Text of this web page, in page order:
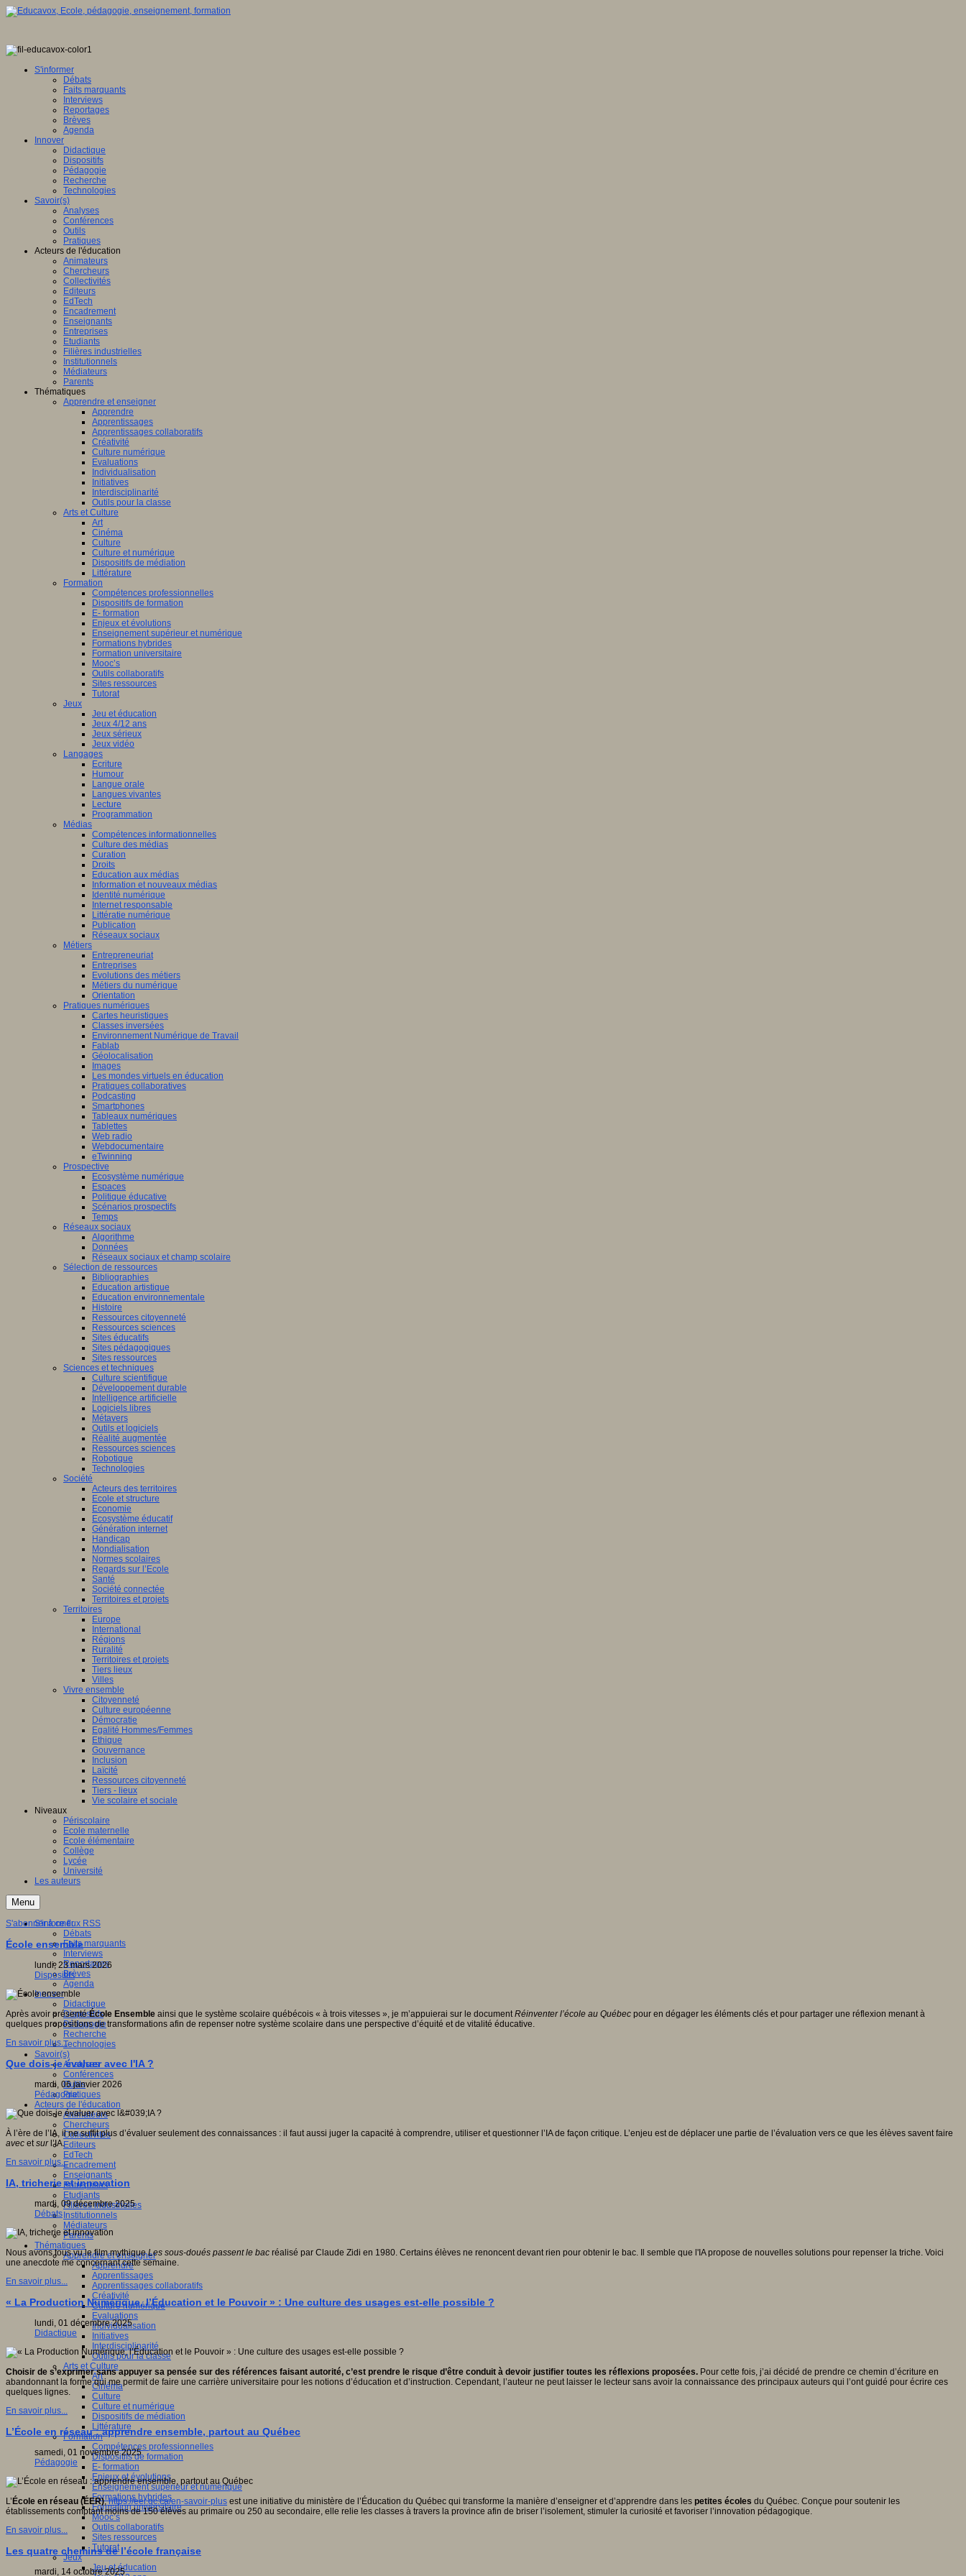
S'informer
Débats
Faits marquants
Interviews
Reportages
Brèves
Agenda
Innover
Didactique
Dispositifs
Pédagogie
Recherche
Technologies
Savoir(s)
Analyses
Conférences
Outils
Pratiques
Acteurs de l'éducation
Animateurs
Chercheurs
Collectivités
Editeurs
EdTech
Encadrement
Enseignants
Entreprises
Etudiants
Filières industrielles
Institutionnels
Médiateurs
Parents
Thématiques
Apprendre et enseigner
Apprendre
Apprentissages
Apprentissages collaboratifs
Créativité
Culture numérique
Evaluations
Individualisation
Initiatives
Interdisciplinarité
Outils pour la classe
Arts et Culture
Art
Cinéma
Culture
Culture et numérique
Dispositifs de médiation
Littérature
Formation
Compétences professionnelles
Dispositifs de formation
E- formation
Enjeux et évolutions
Enseignement supérieur et numérique
Formations hybrides
Formation universitaire
Mooc’s
Outils collaboratifs
Sites ressources
Tutorat
Jeux
Jeu et éducation
Jeux 4/12 ans
Jeux sérieux
Jeux vidéo
Langages
Ecriture
Humour
Langue orale
Langues vivantes
Lecture
Programmation
Médias
Compétences informationnelles
Culture des médias
Curation
Droits
Education aux médias
Information et nouveaux médias
Identité numérique
Internet responsable
Littératie numérique
Publication
Réseaux sociaux
Métiers
Entrepreneuriat
Entreprises
Evolutions des métiers
Métiers du numérique
Orientation
Pratiques numériques
Cartes heuristiques
Classes inversées
Environnement Numérique de Travail
Fablab
Géolocalisation
Images
Les mondes virtuels en éducation
Pratiques collaboratives
Podcasting
Smartphones
Tableaux numériques
Tablettes
Web radio
Webdocumentaire
eTwinning
Prospective
Ecosystème numérique
Espaces
Politique éducative
Scénarios prospectifs
Temps
Réseaux sociaux
Algorithme
Données
Réseaux sociaux et champ scolaire
Sélection de ressources
Bibliographies
Education artistique
Education environnementale
Histoire
Ressources citoyenneté
Ressources sciences
Sites éducatifs
Sites pédagogiques
Sites ressources
Sciences et techniques
Culture scientifique
Développement durable
Intelligence artificielle
Logiciels libres
Métavers
Outils et logiciels
Réalité augmentée
Ressources sciences
Robotique
Technologies
Société
Acteurs des territoires
Ecole et structure
Economie
Ecosystème éducatif
Génération internet
Handicap
Mondialisation
Normes scolaires
Regards sur l’Ecole
Santé
Société connectée
Territoires et projets
Territoires
Europe
International
Régions
Ruralité
Territoires et projets
Tiers lieux
Villes
Vivre ensemble
Citoyenneté
Culture européenne
Démocratie
Egalité Hommes/Femmes
Ethique
Gouvernance
Inclusion
Laïcité
Ressources citoyenneté
Tiers - lieux
Vie scolaire et sociale
Niveaux
Périscolaire
Ecole maternelle
Ecole élémentaire
Collège
Lycée
Université
Les auteurs
Menu
S'informer
Débats
Faits marquants
Interviews
Reportages
Brèves
Agenda
Innover
Didactique
Dispositifs
Pédagogie
Recherche
Technologies
Savoir(s)
Analyses
Conférences
Outils
Pratiques
Acteurs de l'éducation
Animateurs
Chercheurs
Collectivités
Editeurs
EdTech
Encadrement
Enseignants
Entreprises
Etudiants
Filières industrielles
Institutionnels
Médiateurs
Parents
Thématiques
Apprendre et enseigner
Apprendre
Apprentissages
Apprentissages collaboratifs
Créativité
Culture numérique
Evaluations
Individualisation
Initiatives
Interdisciplinarité
Outils pour la classe
Arts et Culture
Art
Cinéma
Culture
Culture et numérique
Dispositifs de médiation
Littérature
Formation
Compétences professionnelles
Dispositifs de formation
E- formation
Enjeux et évolutions
Enseignement supérieur et numérique
Formations hybrides
Formation universitaire
Mooc’s
Outils collaboratifs
Sites ressources
Tutorat
Jeux
Jeu et éducation
S'abonner à ce flux RSS
École ensemble
lundi, 23 mars 2026
Dispositifs
Après avoir présentéÉcole Ensemble ainsi que le système scolaire québécois « à trois vitesses », je m’appuierai sur le documentRéinventer l’école au Québec pour en dégager les éléments clés et pour partager une réflexion menant à
quelques propositions de transformations afin de repenser notre système scolaire dans une perspective d’équité et de vitalité éducative.
En savoir plus...
Que dois-je évaluer avec l'IA ?
mardi, 06 janvier 2026
Pédagogie
À l’ère de l’IA, il ne suffit plus d’évaluer seulement des connaissances : il faut aussi juger la capacité à comprendre, utiliser et questionner l’IA de façon critique. L’enjeu est de déplacer une partie de l’évaluation vers ce que les élèves savent faire
avec etsurl’IA.
En savoir plus...
IA, tricherie et innovation
mardi, 09 décembre 2025
Débats
Nous avons tous vu le film mythiqueLes sous-doués passent le bac réalisé par Claude Zidi en 1980. Certains élèves ne renoncent devant rien pour obtenir le bac. Il semble que l'IA propose de nouvelles solutions pour repenser la triche. Voici
une anecdote me concernant cette semaine.
En savoir plus...
« La Production Numérique, l’Éducation et le Pouvoir » : Une culture des usages est-elle possible ?
lundi, 01 décembre 2025
Didactique
Choisir de s’exprimer sans appuyer sa pensée sur des références faisant autorité, c’est prendre le risque d’être conduit à devoir justifier toutes les réflexions proposées. Pour cette fois, j’ai décidé de prendre ce chemin d’écriture en
abandonnant la forme qui me permit de faire une carrière universitaire pour les notions d’éducation et d’instruction. Cependant, l’auteur ne peut laisser le lecteur sans avoir la connaissance des principaux auteurs qui l’ont guidé pour écrire ces
quelques lignes.
En savoir plus...
L’École en réseau : apprendre ensemble, partout au Québec
samedi, 01 novembre 2025
Pédagogie
L’ École en réseau (ÉER),https://eer.qc.ca/en-savoir-plus est une initiative du ministère de l’Éducation du Québec qui transforme la manière d’enseigner et d’apprendre dans les petites écoles du Québec. Conçue pour soutenir les
établissements comptant moins de 150 élèves au primaire ou 250 au secondaire, elle relie les classes à travers la province afin de briser l’isolement, stimuler la curiosité et favoriser l’innovation pédagogique.
En savoir plus...
Les quatre chemins de l’école française
mardi, 14 octobre 2025